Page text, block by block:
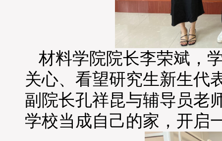
材料学院院长李荣斌，
关心、看望研究生新生代
副院长孔祥昆与辅导员老
学校当成自己的家，开启